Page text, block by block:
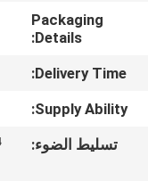
معلومات
عنا
جولة
في
Packaging
Details:
Delivery Time:
Supply Ability:
تسليط الضوء: